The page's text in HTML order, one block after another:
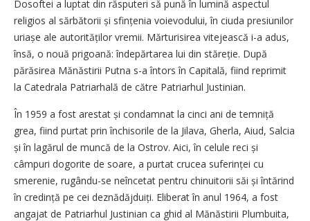
Dosoftei a luptat din răsputeri să pună în lumină aspectul
religios al sărbătorii și sfințenia voievodului, în ciuda presiunilor
uriașe ale autorităților vremii. Mărturisirea vitejească i-a adus,
însă, o nouă prigoană: îndepărtarea lui din stăreție. După
părăsirea Mănăstirii Putna s-a întors în Capitală, fiind reprimit
la Catedrala Patriarhală de către Patriarhul Justinian.
În 1959 a fost arestat și condamnat la cinci ani de temniță
grea, fiind purtat prin închisorile de la Jilava, Gherla, Aiud, Salcia
și în lagărul de muncă de la Ostrov. Aici, în celule reci și
câmpuri dogorite de soare, a purtat crucea suferinței cu
smerenie, rugându-se neîncetat pentru chinuitorii săi și întărind
în credință pe cei deznă­dăjduiți. Eliberat în anul 1964, a fost
angajat de Patriarhul Justinian ca ghid al Mănăstirii Plumbuita,